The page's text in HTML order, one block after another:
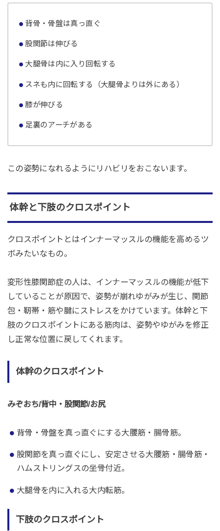
背骨・骨盤は真っ直ぐ
股関節は伸びる
大腿骨は内に入り回転する
スネも内に回転する（大腿骨よりは外にある）
膝が伸びる
足裏のアーチがある
この姿勢になれるようにリハビリをおこないます。
体幹と下肢のクロスポイント
クロスポイントとはインナーマッスルの機能を高めるツ
ボみたいなもの。
変形性膝関節症の人は、インナーマッスルの機能が低下
していることが原因で、姿勢が崩れゆがみが生じ、関節
包・靭帯・筋や腱にストレスをかけています。体幹と下
肢のクロスポイントにある筋肉は、姿勢やゆがみを修正
し正常な位置に戻してくれます。
体幹のクロスポイント
みぞおち/背中・股関節/お尻
背骨・骨盤を真っ直ぐにする大腰筋・腸骨筋。
股関節を真っ直ぐにし、安定させる大腰筋・腸骨筋・
ハムストリングスの坐骨付近。
大腿骨を内に入れる大内転筋。
下肢のクロスポイント